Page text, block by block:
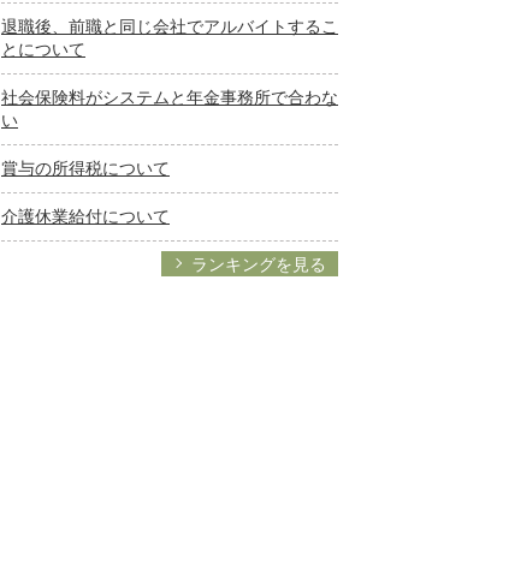
退職後、前職と同じ会社でアルバイトするこ
とについて
社会保険料がシステムと年金事務所で合わな
い
賞与の所得税について
介護休業給付について
ランキングを見る